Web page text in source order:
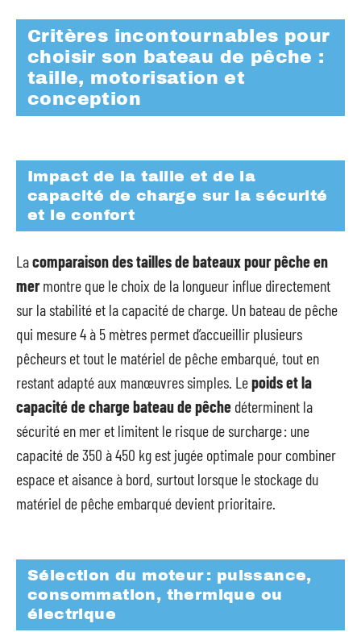
Critères incontournables pour
choisir son bateau de pêche :
taille, motorisation et
conception
Impact de la taille et de la
capacité de charge sur la sécurité
et le confort
Lacomparaison des tailles de bateaux pour pêche en
mermontre que le choix de la longueur influe directement
sur la stabilité et la capacité de charge. Un bateau de pêche
qui mesure 4 à 5 mètres permet d’accueillir plusieurs
pêcheurs et tout le matériel de pêche embarqué, tout en
restant adapté aux manœuvres simples. Lepoids et la
capacité de charge bateau de pêche déterminent la
sécurité en mer et limitent le risque de surcharge : une
capacité de 350 à 450 kg est jugée optimale pour combiner
espace et aisance à bord, surtout lorsque le stockage du
matériel de pêche embarqué devient prioritaire.
Sélection du moteur : puissance,
consommation, thermique ou
électrique